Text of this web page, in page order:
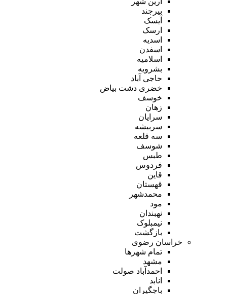
بیرجند
آیسک
ارسک
اسدیه
اسفدن
اسلامیه
بشرویه
حاجی آباد
خضری دشت بیاض
خوسف
زهان
سرایان
سربیشه
سه قلعه
شوسف
طبس
فردوس
قاین
قهستان
محمدشهر
مود
نهبندان
نیمبلوک
بازگشت
خراسان رضوی
تمام شهر‌ها
مشهد
احمدآباد صولت
انابد
باجگیران